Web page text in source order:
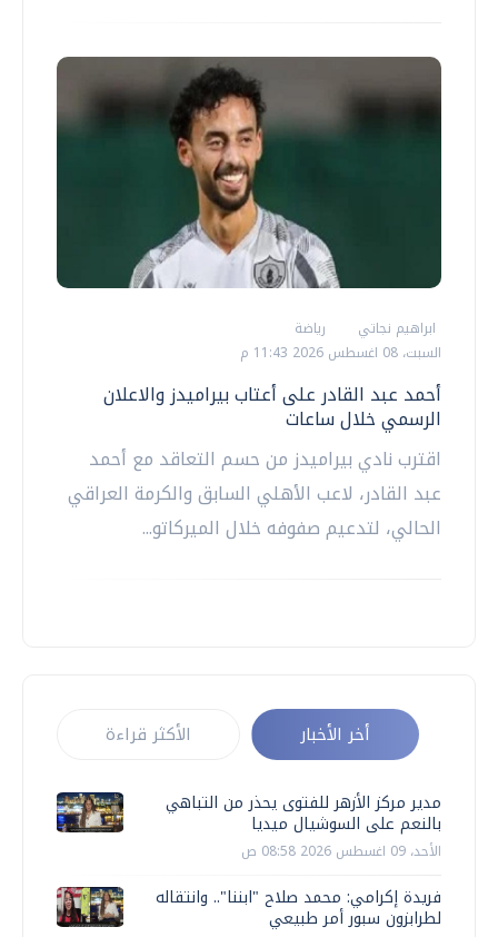
ابراهيم نجاتي
رياضة
السبت، 08 اغسطس 2026 11:43 م
أحمد عبد القادر على أعتاب بيراميدز والاعلان
الرسمي خلال ساعات
اقترب نادي بيراميدز من حسم التعاقد مع أحمد
عبد القادر، لاعب الأهلي السابق والكرمة العراقي
الحالي، لتدعيم صفوفه خلال الميركاتو...
أخر الأخبار الأكثر قراءة
مدير مركز الأزهر للفتوى يحذر من التباهي
بالنعم على السوشيال ميديا
الأحد، 09 اغسطس 2026 08:58 ص
فريدة إكرامي: محمد صلاح "ابننا".. وانتقاله
لطرابزون سبور أمر طبيعي